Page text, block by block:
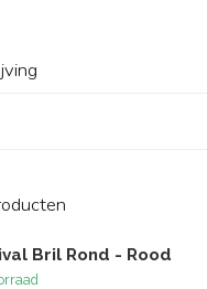
Bril Rond - Rood